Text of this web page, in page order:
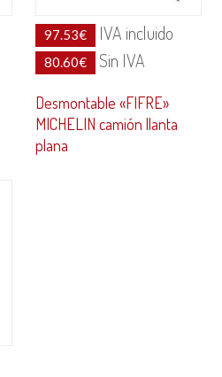
97.53€ IVA incluido
80.60€ Sin IVA
Desmontable «FIFRE»
MICHELIN camión llanta
plana